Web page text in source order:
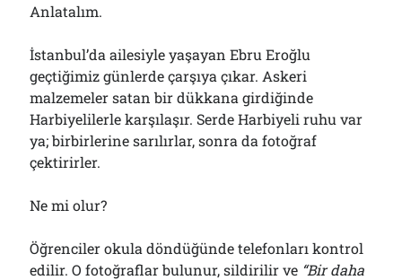
Anlatalım.
İstanbul’da ailesiyle yaşayan Ebru Eroğlu
geçtiğimiz günlerde çarşıya çıkar. Askeri
malzemeler satan bir dükkana girdiğinde
Harbiyelilerle karşılaşır. Serde Harbiyeli ruhu var
ya; birbirlerine sarılırlar, sonra da fotoğraf
çektirirler.
Ne mi olur?
Öğrenciler okula döndüğünde telefonları kontrol
edilir. O fotoğraflar bulunur, sildirilir ve “Bir daha